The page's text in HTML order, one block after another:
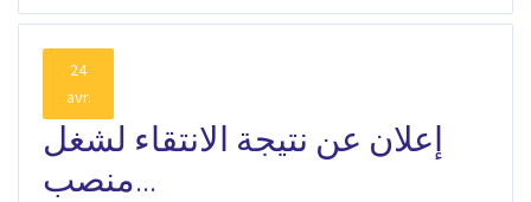
24
avr.
إعلان عن نتيجة الانتقاء لشغل
منصب...